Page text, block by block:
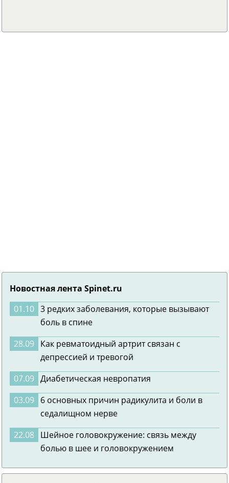
Новостная лента Spinet.ru
01.10 3 редких заболевания, которые вызывают
боль в спине
28.09 Как ревматоидный артрит связан с
депрессией и тревогой
07.09 Диабетическая невропатия
03.09 6 основных причин радикулита и боли в
седалищном нерве
22.08 Шейное головокружение: связь между
болью в шее и головокружением